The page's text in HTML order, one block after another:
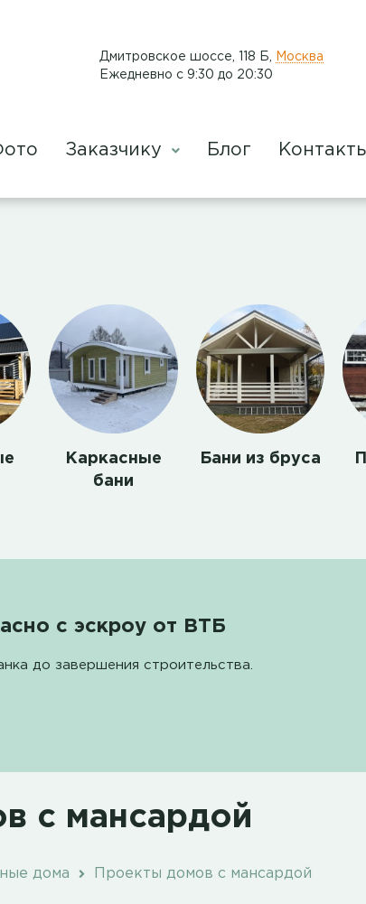
Дмитровское шоссе, 118 Б
Москва
Ежедневно с 9:30 до 20:30
Заказчику Блог
Каркасные
бани
Бани из бруса
с эскроу от ВТБ
до завершения строительства.
с мансардой
дома Проекты домов с мансардой